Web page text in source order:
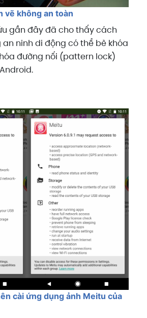
vẽ không an toàn
gần đây đã cho thấy cách
ninh di động có thể bẻ khóa
đường nối (pattern lock)
cài ứng dụng ảnh Meitu của